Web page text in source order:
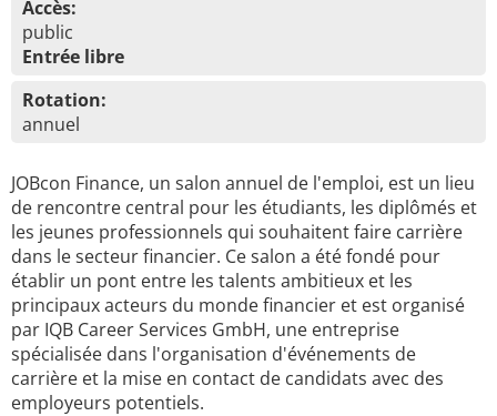
Accès:
public
Entrée libre
Rotation:
annuel
JOBcon Finance, un salon annuel de l'emploi, est un lieu
de rencontre central pour les étudiants, les diplômés et
les jeunes professionnels qui souhaitent faire carrière
dans le secteur financier. Ce salon a été fondé pour
établir un pont entre les talents ambitieux et les
principaux acteurs du monde financier et est organisé
par IQB Career Services GmbH, une entreprise
spécialisée dans l'organisation d'événements de
carrière et la mise en contact de candidats avec des
employeurs potentiels.